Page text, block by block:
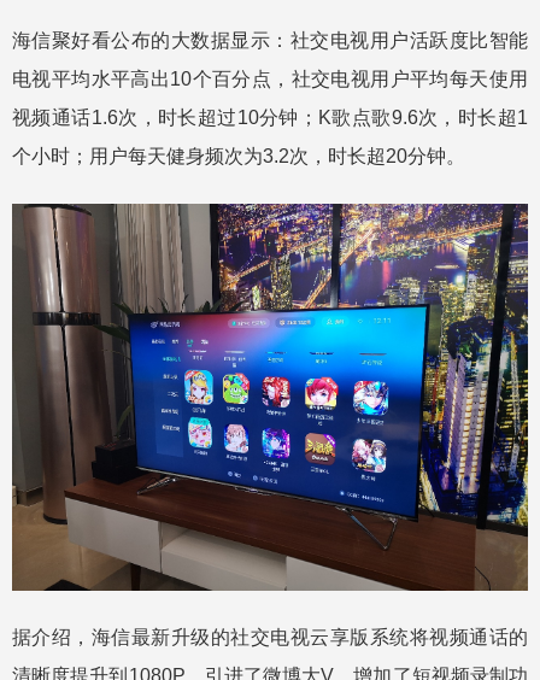
海信聚好看公布的大数据显示：社交电视用户活跃度比智能
电视平均水平高出10个百分点，社交电视用户平均每天使用
视频通话1.6次，时长超过10分钟；K歌点歌9.6次，时长超1
个小时；用户每天健身频次为3.2次，时长超20分钟。
据介绍，海信最新升级的社交电视云享版系统将视频通话的
清晰度提升到1080P，引进了微博大V，增加了短视频录制功